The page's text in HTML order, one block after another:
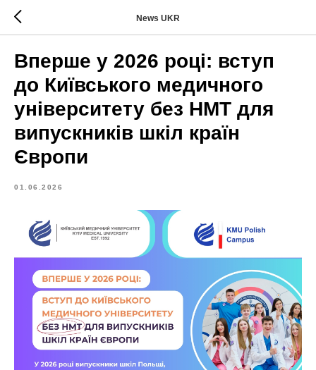
News UKR
Вперше у 2026 році: вступ
до Київського медичного
університету без НМТ для
випускників шкіл країн
Європи
01.06.2026